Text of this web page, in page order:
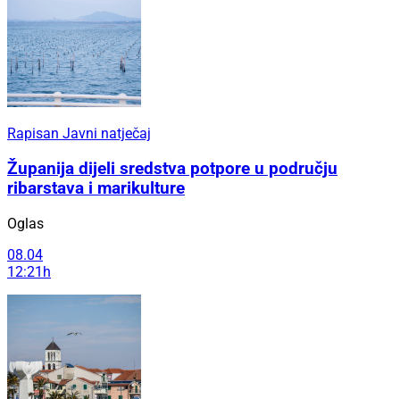
Rapisan Javni natječaj
Županija dijeli sredstva potpore u području
ribarstava i marikulture
Oglas
08.04
12:21h